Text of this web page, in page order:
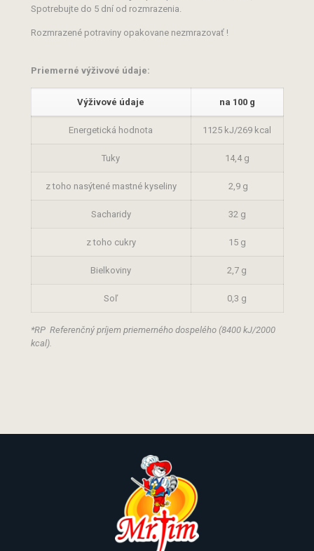
Spotrebujte do 5 dní od rozmrazenia.
Rozmrazené potraviny opakovane nezmrazovať !
Priemerné výživové údaje:
Výživové údaje na 100 g
Energetická hodnota 1125 kJ/269 kcal
Tuky 14,4 g
z toho nasýtené mastné kyseliny 2,9 g
Sacharidy 32 g
z toho cukry 15 g
Bielkoviny 2,7 g
Soľ 0,3 g
*RP Referenčný príjem priemerného dospelého (8400 kJ/2000
kcal).